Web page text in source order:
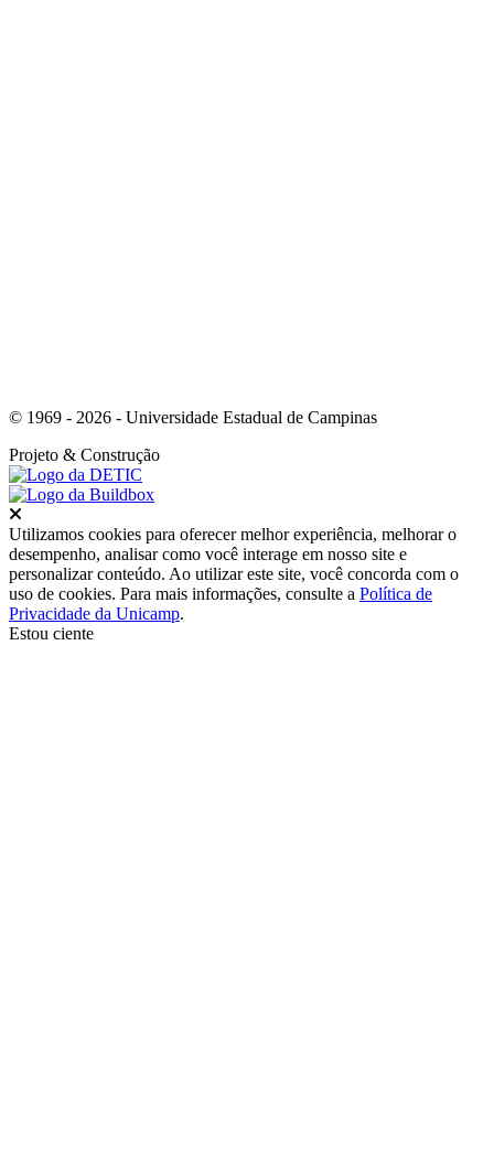
© 1969 - 2026 - Universidade Estadual de Campinas
Projeto & Construção
Utilizamos cookies para oferecer melhor experiência, melhorar o
desempenho, analisar como você interage em nosso site e
personalizar conteúdo. Ao utilizar este site, você concorda com o
uso de cookies. Para mais informações, consulte a Política de
Privacidade da Unicamp.
Estou ciente